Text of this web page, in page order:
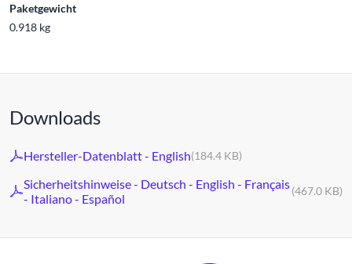
Paketgewicht
0.918 kg
Downloads
Hersteller-Datenblatt - English(184.4 KB)
Sicherheitshinweise - Deutsch - English - Français
- Italiano - Español
(467.0 KB)